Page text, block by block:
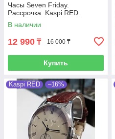
Часы Seven Friday.
Рассрочка. Kaspi RED.
В наличии
12 990 ₸ 16 000 ₸
Купить
Kaspi RED –16%